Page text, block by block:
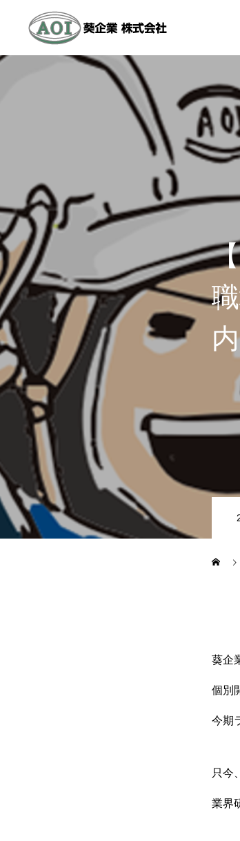
内
葵企
個別
今期
只今
業界